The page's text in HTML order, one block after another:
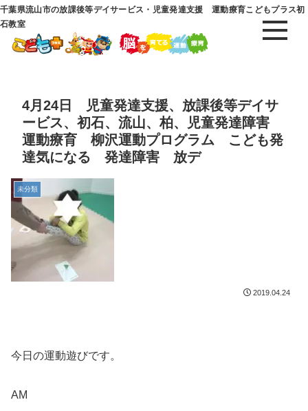
千葉県流山市の放課後等デイサービス・児童発達支援 運動療育こどもプラス初
石教室
4月24日 児童発達支援、放課後等デイサ
ービス、初石、流山、柏、児童発達障害
運動療育 柳沢運動プログラム こども発
達気になる 発達障害 放デ
未分類
2019.04.24
今日の運動遊びです。
AM